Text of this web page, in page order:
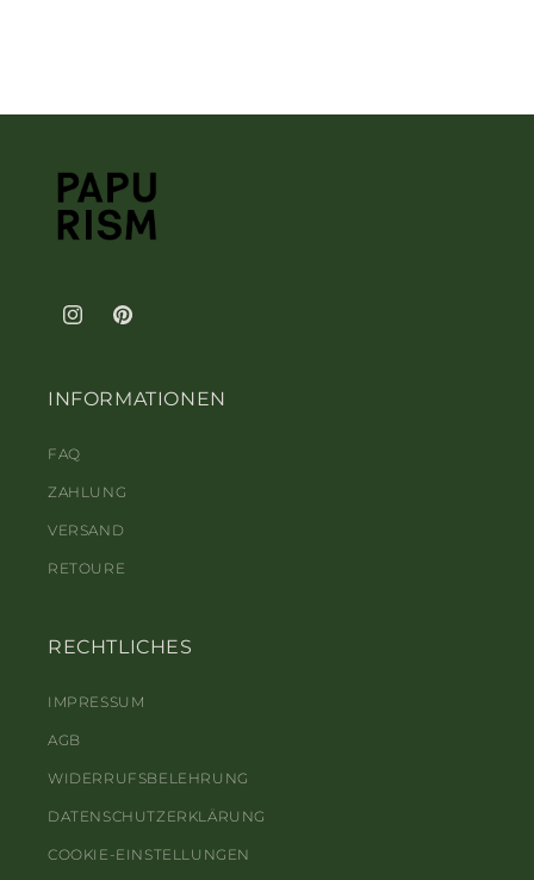
InstagramPinterest
INFORMATIONEN
FAQ
ZAHLUNG
VERSAND
RETOURE
RECHTLICHES
IMPRESSUM
AGB
WIDERRUFSBELEHRUNG
DATENSCHUTZERKLÄRUNG
COOKIE-EINSTELLUNGEN